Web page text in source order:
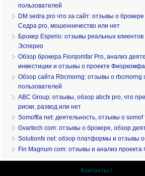
пользователей
DM sedra pro что за сайт: отзывы о
Седра pro, мошенничество или нет
Брокер Esperio: отзывы реальных клиентов
Эсперио
Обзор брокера Fiorqomfar Pro, анализ
инвестиции и отзывы о проекте
Обзор сайта Rbcmorng: отзывы о rbcmorng
пользователей
ABC Group: отзывы, обзор abcfx pro, что
риски, развод или нет
Somoffia net: деятельность, отзывы о somof
Gvartech com: отзывы о брокере, обзор
Solutionfx net: обзор платформы и отзывы
Fin Magnum com: отзывы и анализ
Контакты /